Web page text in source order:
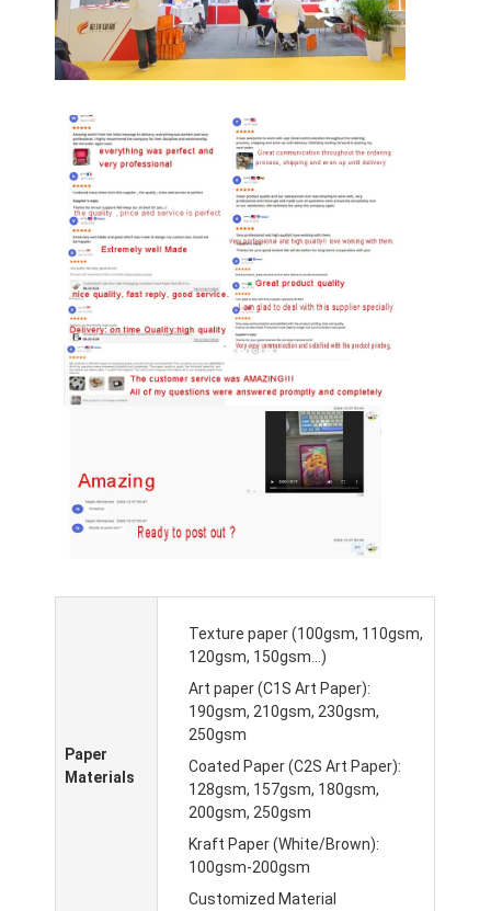
엄격한 선물 상자
접는 종이 상자
카운터 디스플레이 박스
소매 선반 워블러
접착 스티커 브랜드
가방을 패키징하는 안면 마스크
맞춤형 브로셔 인쇄
맞춤형 빨간색 패키지
Paper
Materials
Texture paper (100gsm, 110gsm,
120gsm, 150gsm...)
Art paper (C1S Art Paper):
190gsm, 210gsm, 230gsm,
250gsm
Coated Paper (C2S Art Paper):
128gsm, 157gsm, 180gsm,
200gsm, 250gsm
Kraft Paper (White/Brown):
100gsm-200gsm
Customized Material